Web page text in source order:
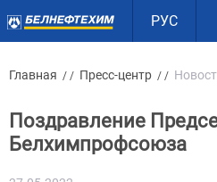
РУС
Главная / / Пресс-центр / /
Поздравление
Белхимпрофсоюза